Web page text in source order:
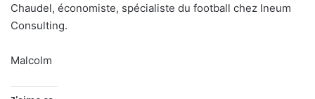
Chaudel, économiste, spécialiste du football chez Ineum
Consulting.
Malcolm